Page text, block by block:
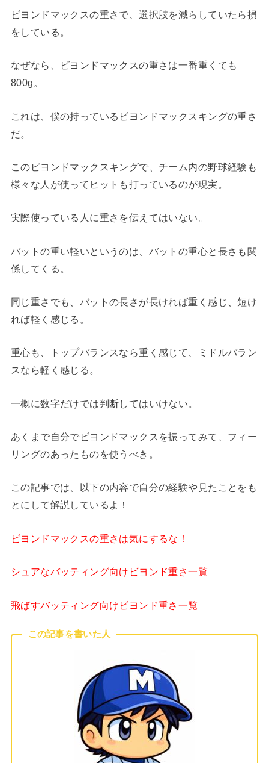
ビヨンドマックスの重さで、選択肢を減らしていたら損
をしている。
なぜなら、ビヨンドマックスの重さは一番重くても
800g。
これは、僕の持っているビヨンドマックスキングの重さ
だ。
このビヨンドマックスキングで、チーム内の野球経験も
様々な人が使ってヒットも打っているのが現実。
実際使っている人に重さを伝えてはいない。
バットの重い軽いというのは、バットの重心と長さも関
係してくる。
同じ重さでも、バットの長さが長ければ重く感じ、短け
れば軽く感じる。
重心も、トップバランスなら重く感じて、ミドルバラン
スなら軽く感じる。
一概に数字だけでは判断してはいけない。
あくまで自分でビヨンドマックスを振ってみて、フィー
リングのあったものを使うべき。
この記事では、以下の内容で自分の経験や見たことをも
とにして解説しているよ！
ビヨンドマックスの重さは気にするな！
シュアなバッティング向けビヨンド重さ一覧
飛ばすバッティング向けビヨンド重さ一覧
この記事を書いた人